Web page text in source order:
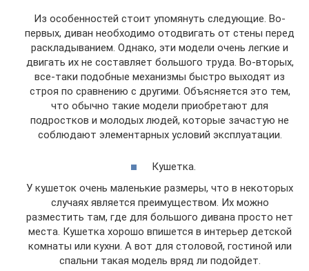
Из особенностей стоит упомянуть следующие. Во-
первых, диван необходимо отодвигать от стены перед
раскладыванием. Однако, эти модели очень легкие и
двигать их не составляет большого труда. Во-вторых,
все-таки подобные механизмы быстро выходят из
строя по сравнению с другими. Объясняется это тем,
что обычно такие модели приобретают для
подростков и молодых людей, которые зачастую не
соблюдают элементарных условий эксплуатации.
Кушетка.
У кушеток очень маленькие размеры, что в некоторых
случаях является преимуществом. Их можно
разместить там, где для большого дивана просто нет
места. Кушетка хорошо впишется в интерьер детской
комнаты или кухни. А вот для столовой, гостиной или
спальни такая модель вряд ли подойдет.